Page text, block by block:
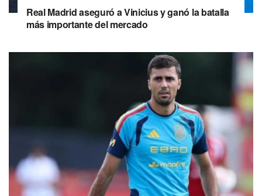
Real Madrid aseguró a Vinicius y ganó la batalla
más importante del mercado